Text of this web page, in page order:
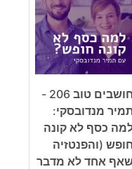
חושבים טוב 206 -
מנדובסקי:
כסף לא קונה
(והפנטזיה
אחד לא מדבר